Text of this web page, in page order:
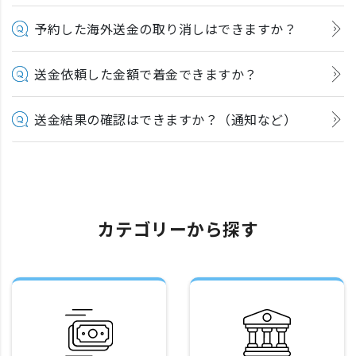
予約した海外送金の取り消しはできますか？
送金依頼した金額で着金できますか？
送金結果の確認はできますか？（通知など）
カテゴリーから探す